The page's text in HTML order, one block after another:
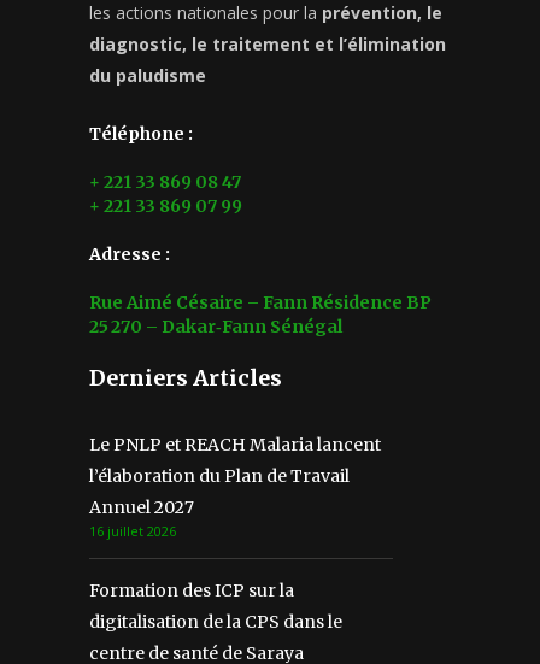
les actions nationales pour la prévention, le
diagnostic, le traitement et l’élimination
du paludisme
Téléphone :
+ 221 33 869 08 47
+ 221 33 869 07 99
Adresse :
Rue Aimé Césaire – Fann Résidence BP
25 270 – Dakar‑Fann Sénégal
Derniers Articles
Le PNLP et REACH Malaria lancent
l’élaboration du Plan de Travail
Annuel 2027
16 juillet 2026
Formation des ICP sur la
digitalisation de la CPS dans le
centre de santé de Saraya